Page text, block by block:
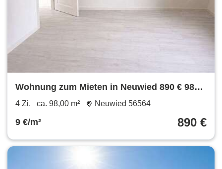
Wohnung zum Mieten in Neuwied 890 € 98
m²
4 Zi. ca. 98,00 m² Neuwied 56564
9 €/m² 890 €